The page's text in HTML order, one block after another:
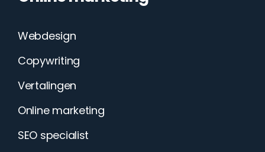
Webdesign
Copywriting
Vertalingen
Online marketing
SEO specialist